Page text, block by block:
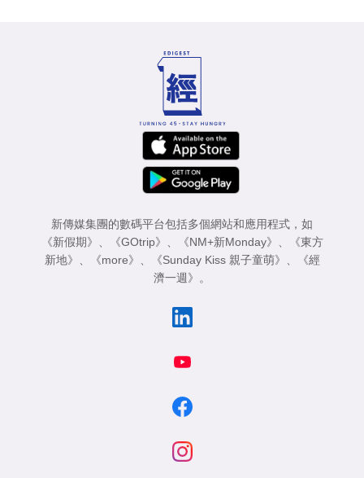
新傳媒集團的數碼平台包括多個網站和應用程式，如
《新假期》 、 《GOtrip》 、 《NM+新Monday》 、
《東方
新地》 、 《more》 、 《Sunday Kiss 親子童萌》 、
《經
濟一週》 。